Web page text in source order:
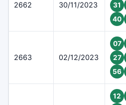
2662 30/11/2023
31
40
2663 02/12/2023
07
27
56
12